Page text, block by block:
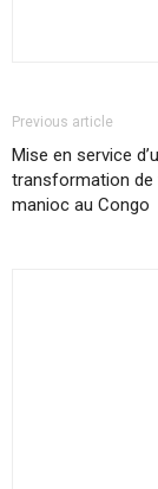
Previous article
Mise en service
transformation de
manioc au Congo